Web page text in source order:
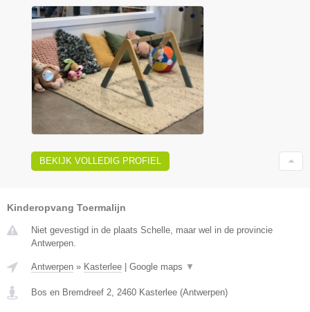
BEKIJK VOLLEDIG PROFIEL
Kinderopvang Toermalijn
Niet gevestigd in de plaats Schelle, maar wel in de provincie
Antwerpen.
Antwerpen » Kasterlee Google maps ▼
Bos en Bremdreef 2, 2460 Kasterlee (Antwerpen)